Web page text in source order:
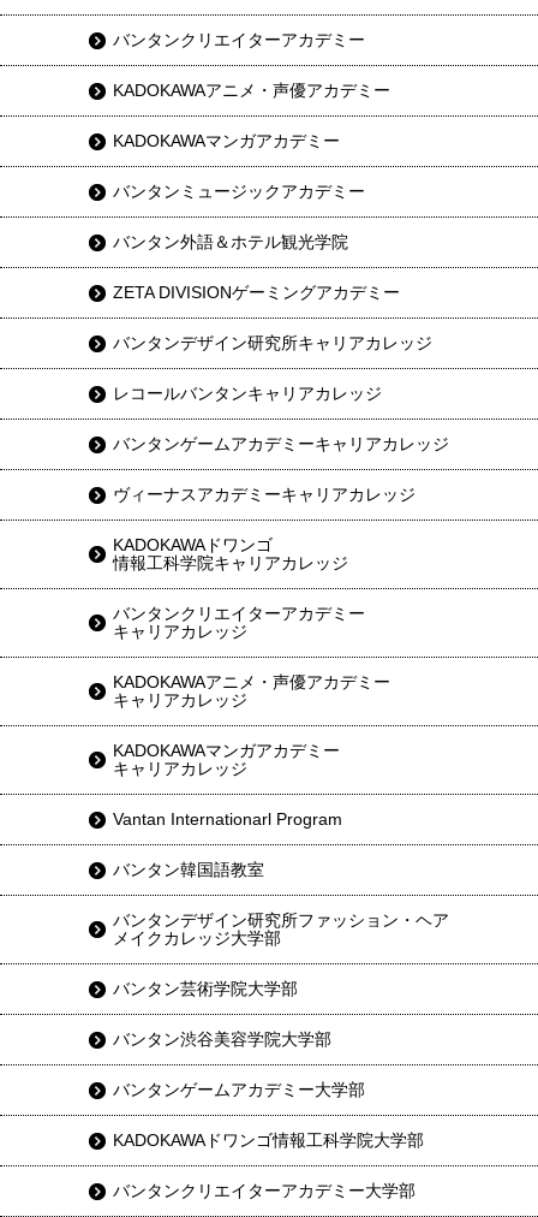
バンタンクリエイターアカデミー
KADOKAWAアニメ・声優アカデミー
KADOKAWAマンガアカデミー
バンタンミュージックアカデミー
バンタン外語＆ホテル観光学院
ZETA DIVISIONゲーミングアカデミー
バンタンデザイン研究所キャリアカレッジ
レコールバンタンキャリアカレッジ
バンタンゲームアカデミーキャリアカレッジ
ヴィーナスアカデミーキャリアカレッジ
KADOKAWAドワンゴ
情報工科学院キャリアカレッジ
バンタンクリエイターアカデミー
キャリアカレッジ
KADOKAWAアニメ・声優アカデミー
キャリアカレッジ
KADOKAWAマンガアカデミー
キャリアカレッジ
Vantan Internationarl Program
バンタン韓国語教室
バンタンデザイン研究所ファッション・ヘア
メイクカレッジ大学部
バンタン芸術学院大学部
バンタン渋谷美容学院大学部
バンタンゲームアカデミー大学部
KADOKAWAドワンゴ情報工科学院大学部
バンタンクリエイターアカデミー大学部